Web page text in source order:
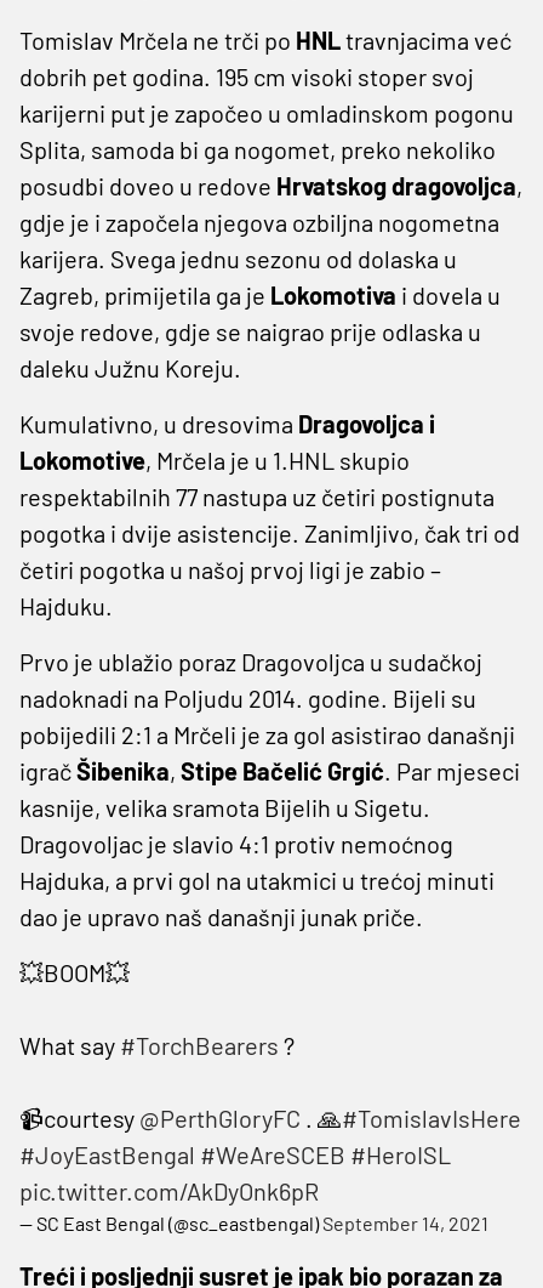
Tomislav Mrčela ne trči po HNLtravnjacima već
dobrih pet godina. 195 cm visoki stoper svoj
karijerni put je započeo u omladinskom pogonu
Splita, samoda bi ga nogomet, preko nekoliko
posudbi doveo u redove Hrvatskog dragovoljca,
gdje je i započela njegova ozbiljna nogometna
karijera. Svega jednu sezonu od dolaska u
Zagreb, primijetila ga je Lokomotiva i dovela u
svoje redove, gdje se naigrao prije odlaska u
daleku Južnu Koreju.
Kumulativno, u dresovima Dragovoljca i
Lokomotive, Mrčela je u 1.HNL skupio
respektabilnih 77 nastupa uz četiri postignuta
pogotka i dvije asistencije. Zanimljivo, čak tri od
četiri pogotka u našoj prvoj ligi je zabio –
Hajduku.
Prvo je ublažio poraz Dragovoljca u sudačkoj
nadoknadi na Poljudu 2014. godine. Bijeli su
pobijedili 2:1 a Mrčeli je za gol asistirao današnji
igračŠibenika, Stipe Bačelić Grgić. Par mjeseci
kasnije, velika sramota Bijelih u Sigetu.
Dragovoljac je slavio 4:1 protiv nemoćnog
Hajduka, a prvi gol na utakmici u trećoj minuti
dao je upravo naš današnji junak priče.
💥BOOM💥
What say #TorchBearers ?
📹courtesy @PerthGloryFC . 🙏#TomislavIsHere
#JoyEastBengal #WeAreSCEB #HeroISL
pic.twitter.com/AkDyOnk6pR
— SC East Bengal (@sc_eastbengal)September 14, 2021
Treći i posljednji susret je ipak bio porazan za